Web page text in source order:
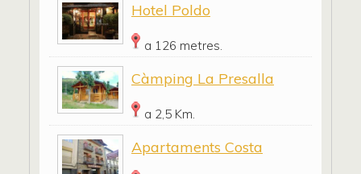
Hotel Poldo
a 126 metres.
Càmping La Presalla
a 2,5 Km.
Apartaments Costa